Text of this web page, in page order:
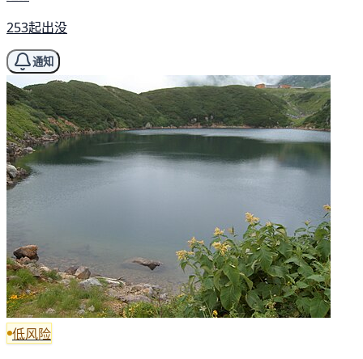
253起出没
通知
低风险